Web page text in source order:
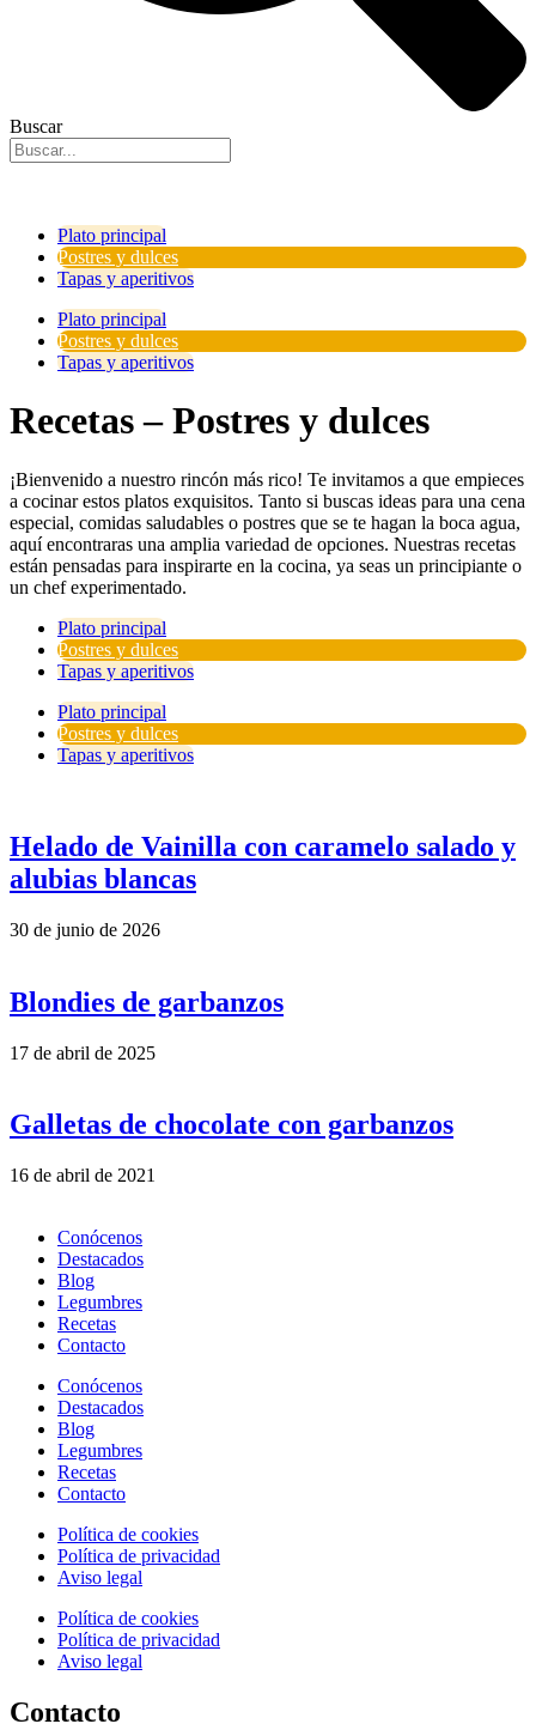
Buscar
Plato principal
Postres y dulces
Tapas y aperitivos
Plato principal
Postres y dulces
Tapas y aperitivos
Recetas – Postres y dulces
¡Bienvenido a nuestro rincón más rico! Te invitamos a que empieces
a cocinar estos platos exquisitos. Tanto si buscas ideas para una cena
especial, comidas saludables o postres que se te hagan la boca agua,
aquí encontraras una amplia variedad de opciones. Nuestras recetas
están pensadas para inspirarte en la cocina, ya seas un principiante o
un chef experimentado.
Plato principal
Postres y dulces
Tapas y aperitivos
Plato principal
Postres y dulces
Tapas y aperitivos
Helado de Vainilla con caramelo salado y
alubias blancas
30 de junio de 2026
Blondies de garbanzos
17 de abril de 2025
Galletas de chocolate con garbanzos
16 de abril de 2021
Conócenos
Destacados
Blog
Legumbres
Recetas
Contacto
Conócenos
Destacados
Blog
Legumbres
Recetas
Contacto
Política de cookies
Política de privacidad
Aviso legal
Política de cookies
Política de privacidad
Aviso legal
Contacto